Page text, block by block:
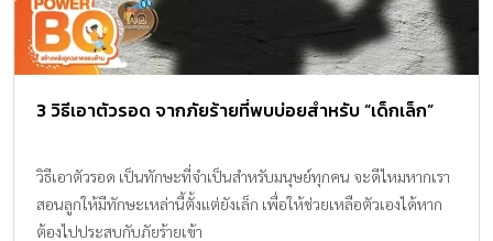
3 วิธีเอาตัวรอด จากภัยร้ายที่พบบ่อยสำหรับ “เด็กเล็ก”
วิธีเอาตัวรอด เป็นทักษะที่จำเป็นสำหรับมนุษย์ทุกคน จะดีไหมหากเรา
สอนลูกให้มีทักษะเหล่านี้ตั้งแต่ยังเล็ก เพื่อให้ช่วยเหลือตัวเองได้หาก
ต้องไปประสบกับภัยร้ายเข้า